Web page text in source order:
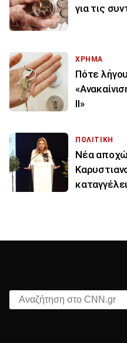
για τις
ΧΡΗΜΑ
Πότε
ΙΙ»
ΠΟΛΙΤΙΚΗ
Νέα
Αναζήτηση στο CNN.gr